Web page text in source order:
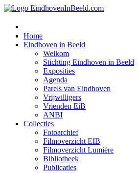
Home
Eindhoven in Beeld
Welkom
Stichting Eindhoven in Beeld
Exposities
Agenda
Parels van Eindhoven
Vrijwilligers
Vrienden EiB
ANBI
Collecties
Fotoarchief
Filmoverzicht EIB
Filmoverzicht Lumière
Bibliotheek
Publicaties